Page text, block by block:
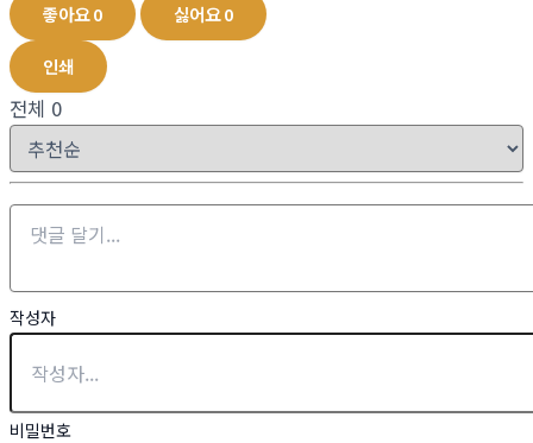
좋아요0 싫어요0
인쇄
전체 0
작성자
비밀번호